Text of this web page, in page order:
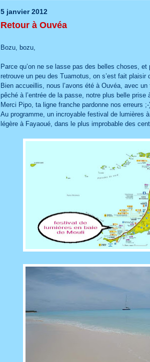
5 janvier 2012
Retour à Ouvéa
Bozu, bozu,
Parce qu’on ne se lasse pas des belles choses, et
retrouve un peu des Tuamotus, on s’est fait plaisir
Bien accueillis, nous l’avons été à Ouvéa, avec
pêché à l’entrée de la passe, notre plus belle prise
Merci Pipo, ta ligne franche pardonne nos erreurs ;-
Au programme, un incroyable festival de lumières
légère à Fayaoué, dans le plus improbable des